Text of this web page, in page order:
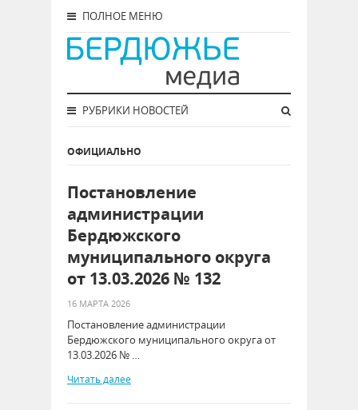
ПОЛНОЕ МЕНЮ
РУБРИКИ НОВОСТЕЙ
ОФИЦИАЛЬНО
Постановление
администрации
Бердюжского
муниципального округа
от 13.03.2026 № 132
16 МАРТА 2026
Постановление администрации
Бердюжского муниципального округа от
13.03.2026 № …
Читать далее